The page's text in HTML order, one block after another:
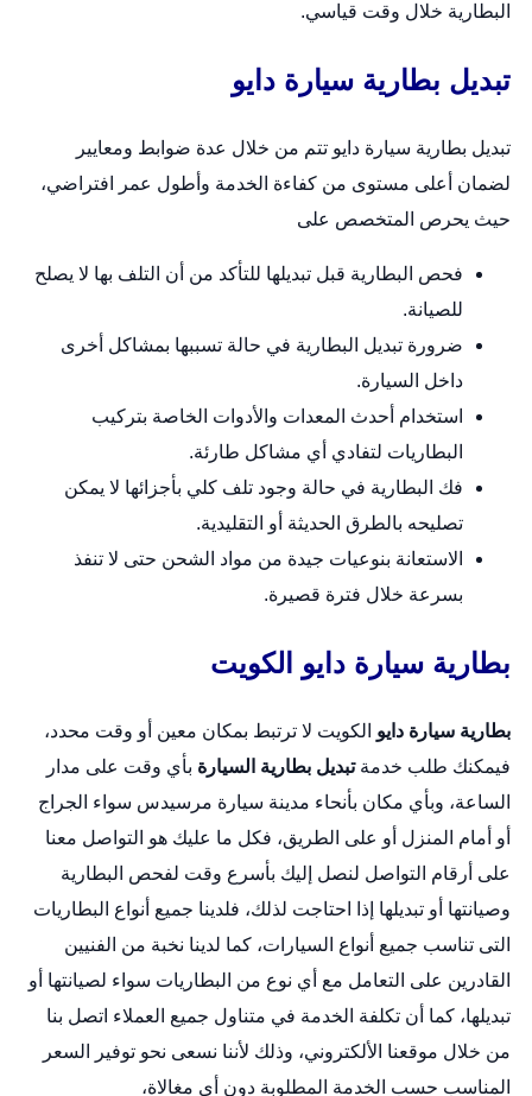
البطارية خلال وقت قياسي.
تبديل بطارية سيارة دايو
تبديل بطارية سيارة دايو تتم من خلال عدة ضوابط ومعايير
لضمان أعلى مستوى من كفاءة الخدمة وأطول عمر افتراضي،
حيث يحرص المتخصص على
فحص البطارية قبل تبديلها للتأكد من أن التلف بها لا يصلح
للصيانة.
ضرورة تبديل البطارية في حالة تسببها بمشاكل أخرى
داخل السيارة.
استخدام أحدث المعدات والأدوات الخاصة بتركيب
البطاريات لتفادي أي مشاكل طارئة.
فك البطارية في حالة وجود تلف كلي بأجزائها لا يمكن
تصليحه بالطرق الحديثة أو التقليدية.
الاستعانة بنوعيات جيدة من مواد الشحن حتى لا تنفذ
بسرعة خلال فترة قصيرة.
بطارية سيارة دايو الكويت
بطارية سيارة دايو الكويت لا ترتبط بمكان معين أو وقت محدد،
فيمكنك طلب خدمةتبديل بطارية السيارة بأي وقت على مدار
الساعة، وبأي مكان بأنحاء مدينة سيارة مرسيدس سواء الجراج
أو أمام المنزل أو على الطريق، فكل ما عليك هو التواصل معنا
على أرقام التواصل لنصل إليك بأسرع وقت لفحص البطارية
وصيانتها أو تبديلها إذا احتاجت لذلك، فلدينا جميع أنواع البطاريات
التى تناسب جميع أنواع السيارات، كما لدينا نخبة من الفنيين
القادرين على التعامل مع أي نوع من البطاريات سواء لصيانتها أو
تبديلها، كما أن تكلفة الخدمة في متناول جميع العملاء اتصل بنا
من خلال موقعنا الألكتروني، وذلك لأننا نسعى نحو توفير السعر
المناسب حسب الخدمة المطلوبة دون أي مغالاة،